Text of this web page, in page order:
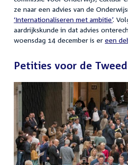
ze naar een advies van de
‘Internationaliseren met ambitie’.
aardrijkskunde in dat advies
woensdag 14 december is er een
Petities voor de